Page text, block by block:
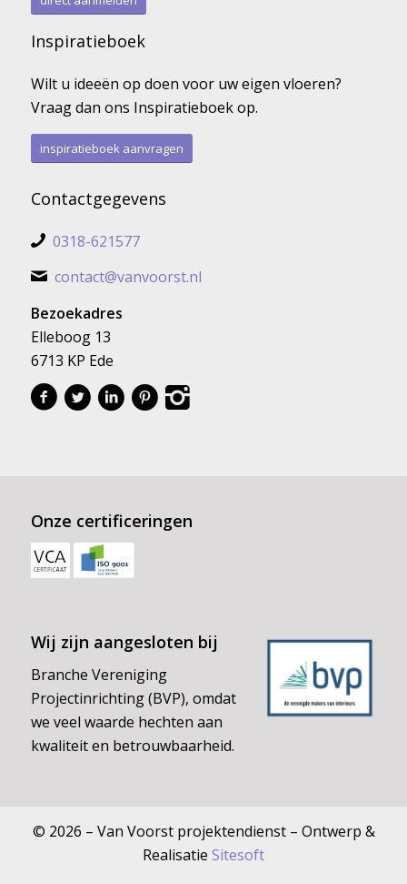
Inspiratieboek
Wilt u ideeën op doen voor uw eigen vloeren?
Vraag dan ons Inspiratieboek op.
inspiratieboek aanvragen
Contactgegevens
0318-621577
contact@vanvoorst.nl
Bezoekadres
Elleboog 13
6713 KP Ede
Onze certificeringen
Wij zijn aangesloten bij
Branche Vereniging
Projectinrichting (BVP), omdat
we veel waarde hechten aan
kwaliteit en betrouwbaarheid.
© 2026 – Van Voorst projektendienst – Ontwerp &
Realisatie Sitesoft